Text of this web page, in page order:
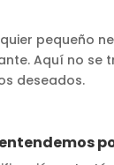
pequeño
Aquí no se
deseados.
entendemos